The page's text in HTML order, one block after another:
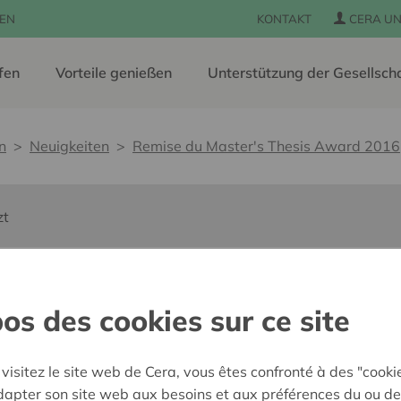
KONTAKT CERA
Vorteile genießen Unterstützung der
Neuigkeiten Remise du Master's Thesis Award 2016
Thesis Award
10 Mai 2016
des cookies sur ce site
le site web de Cera, vous êtes confronté à des
son site web aux besoins et aux préférences du ou